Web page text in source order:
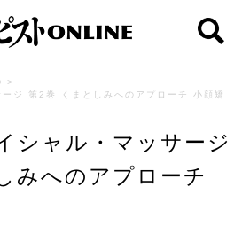
>
ジ 第2巻 くまとしみへのアプローチ 小顔矯
シャル・マッサージ
みへのアプローチ